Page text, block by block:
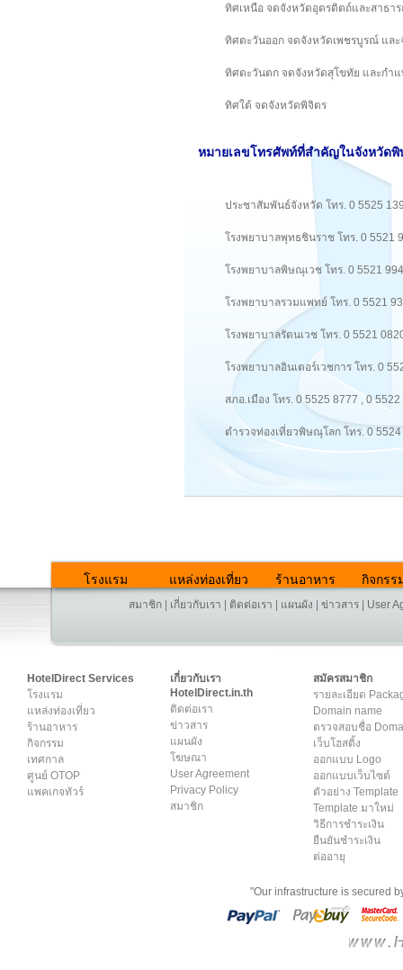
ทิศเหนือ จดจังหวัดอุตรดิตถ์และสาธา
ทิศตะวันออก จดจังหวัดเพชรบูรณ์ และ
ทิศตะวันตก จดจังหวัดสุโขทัย และกำแ
ทิศใต้ จดจังหวัดพิจิตร
หมายเลขโทรศัพท์ที่สำคัญในจังหวัด
ประชาสัมพันธ์จังหวัด โทร. 0 5525
โรงพยาบาลพุทธชินราช โทร. 0 5521
โรงพยาบาลพิษณุเวช โทร. 0 5521
โรงพยาบาลรวมแพทย์ โทร. 0 5521
โรงพยาบาลรัตนเวช โทร. 0 5521
โรงพยาบาลอินเตอร์เวชการ โทร. 0
สภอ.เมือง โทร. 0 5525 8777 , 0
ตำรวจท่องเที่ยวพิษณุโลก โทร. 0
โรงแรม แหล่งท่องเที่ยว ร้านอาหาร กิจกรร
สมาชิก | เกี่ยวกับเรา | ติดต่อเรา | แผนผัง | ข่าวสาร | User
HotelDirect Services
โรงแรม
แหล่งท่องเที่ยว
ร้านอาหาร
กิจกรรม
เทศกาล
ศูนย์ OTOP
แพคเกจทัวร์
เกี่ยวกับเรา
HotelDirect.in.th
ติดต่อเรา
ข่าวสาร
แผนผัง
โฆษณา
User Agreement
Privacy Policy
สมาชิก
สมัครสมาชิก
รายละเอียด
Domain name
ตรวจสอบชื่อ
เว็บโฮสติ้ง
ออกแบบ Logo
ออกแบบเว็บไซต์
ตัวอย่าง Template
Template มาใหม่
วิธีการชำระเงิน
ยืนยันชำระเงิน
ต่ออายุ
"Our infrastructure is secured